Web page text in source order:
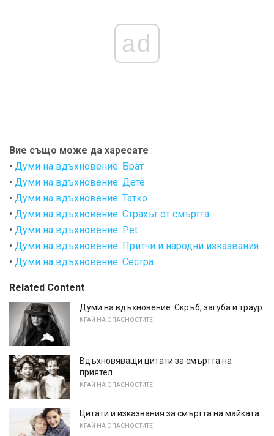
ad
Вие също може да харесате :
• Думи на вдъхновение: Брат
• Думи на вдъхновение: Дете
• Думи на вдъхновение: Татко
• Думи на вдъхновение: Страхът от смъртта
• Думи на вдъхновение: Pet
• Думи на вдъхновение: Притчи и народни изказвания
• Думи на вдъхновение: Сестра
Related Content
Думи на вдъхновение: Скръб, загуба и траур
КРАЙ НА ОПАСНОСТИТЕ
Вдъхновяващи цитати за смъртта на
приятел
КРАЙ НА ОПАСНОСТИТЕ
Цитати и изказвания за смъртта на майката
КРАЙ НА ОПАСНОСТИТЕ